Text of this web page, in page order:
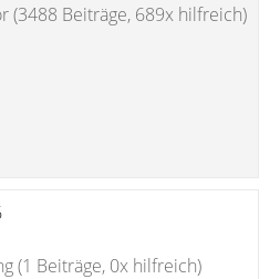
(3488 Beiträge, 689x hilfreich)
(1 Beiträge, 0x hilfreich)